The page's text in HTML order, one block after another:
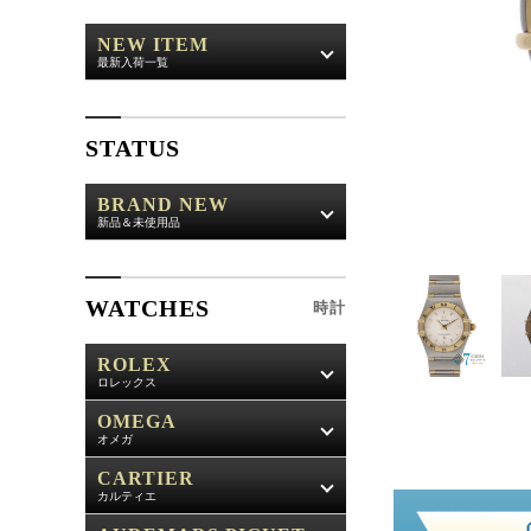
NEW ITEM
最新入荷一覧
STATUS
BRAND NEW
新品＆未使用品
WATCHES 時計
ROLEX
ロレックス
OMEGA
オメガ
CARTIER
カルティエ